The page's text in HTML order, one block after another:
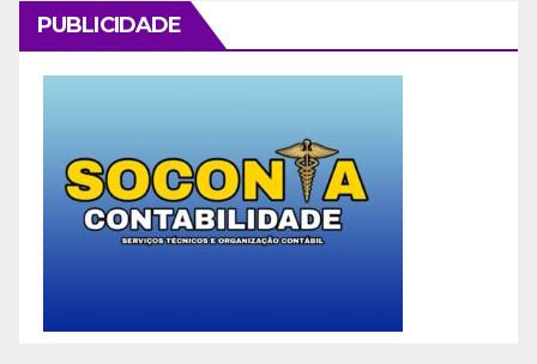
PUBLICIDADE